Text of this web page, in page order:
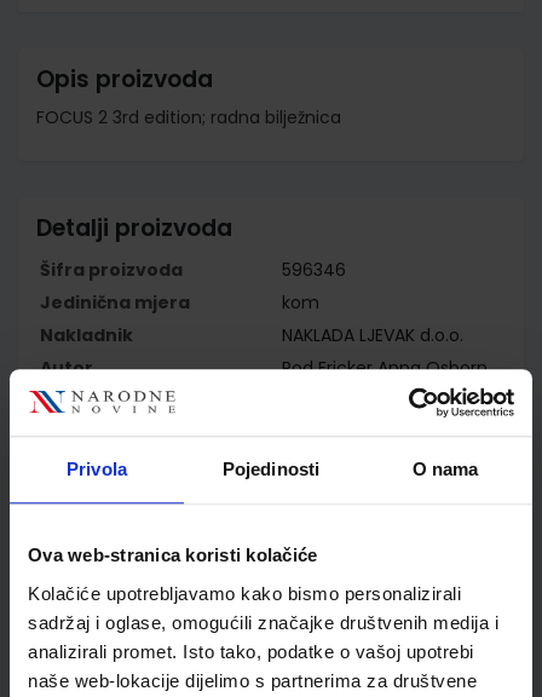
Privola Pojedinosti O nama
Ova web-stranica koristi kolačiće
Kolačiće upotrebljavamo kako bismo personalizirali
sadržaj i oglase, omogućili značajke društvenih medija i
analizirali promet. Isto tako, podatke o vašoj upotrebi
naše web-lokacije dijelimo s partnerima za društvene
Opis proizvoda
FOCUS 2 3rd edition; radna bilježnica
Detalji proizvoda
Šifra proizvoda
596346
Jedinična mjera
kom
Nakladnik
NAKLADA LJEVAK d.o.o.
Autor
Rod Fricker Anna Osborn
Vrsta školske knjige
RADNA BILJEŽNICA
Reg br min
8176-DOM